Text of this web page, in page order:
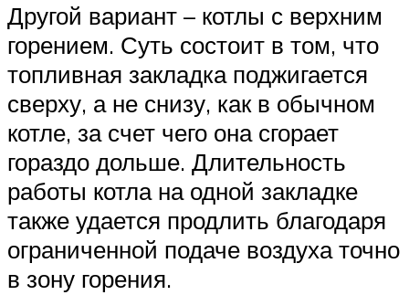
Другой вариант – котлы с верхним
горением. Суть состоит в том, что
топливная закладка поджигается
сверху, а не снизу, как в обычном
котле, за счет чего она сгорает
гораздо дольше. Длительность
работы котла на одной закладке
также удается продлить благодаря
ограниченной подаче воздуха точно
в зону горения.